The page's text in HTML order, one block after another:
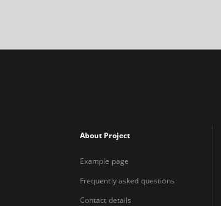
About Project
Example page
Frequently asked questions
Contact details